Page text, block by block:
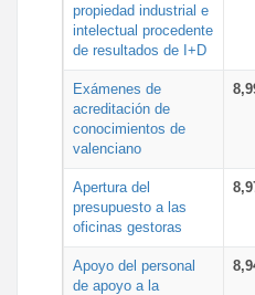
propiedad industrial e
intelectual procedente
de resultados de I+D
Exámenes de
acreditación de
conocimientos de
valenciano
Apertura del
presupuesto a las
oficinas gestoras
Apoyo del personal
de apoyo a la